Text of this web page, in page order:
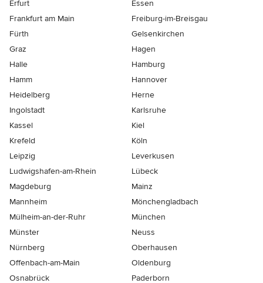
Erfurt
Essen
Frankfurt am Main
Freiburg-im-Breisgau
Fürth
Gelsenkirchen
Graz
Hagen
Halle
Hamburg
Hamm
Hannover
Heidelberg
Herne
Ingolstadt
Karlsruhe
Kassel
Kiel
Krefeld
Köln
Leipzig
Leverkusen
Ludwigshafen-am-Rhein
Lübeck
Magdeburg
Mainz
Mannheim
Mönchen­gladbach
Mülheim-an-der-Ruhr
München
Münster
Neuss
Nürnberg
Oberhausen
Offenbach-am-Main
Oldenburg
Osnabrück
Paderborn